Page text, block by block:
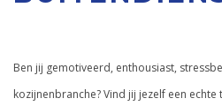
Ben jij gemotiveerd, enthousiast,
kozijnenbranche? Vind jij jezelf een